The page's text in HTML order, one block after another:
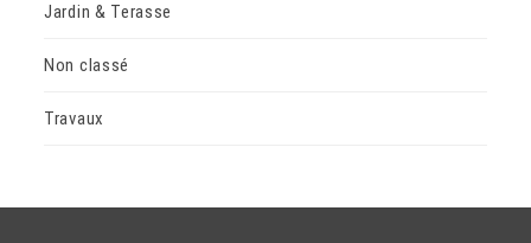
Jardin & Terasse
Non classé
Travaux